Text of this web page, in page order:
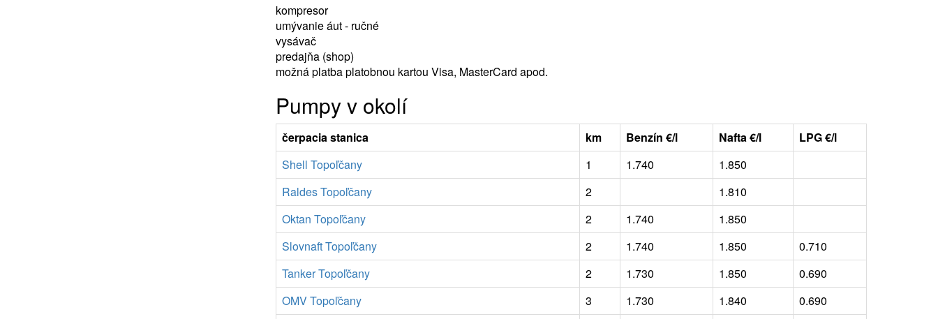
kompresor
umývanie áut - ručné
vysávač
predajňa (shop)
možná platba platobnou kartou Visa, MasterCard apod.
Pumpy v okolí
čerpacia stanica km Benzín €/l Nafta €/l
LPG €/l
Shell Topoľčany
1 1.740
1.850
Raldes Topoľčany
2
1.810
Oktan Topoľčany
2 1.740
1.850
Slovnaft Topoľčany
2 1.740 1.850
0.710
Tanker Topoľčany
2 1.730 1.850
0.690
OMV Topoľčany
3 1.730 1.840
0.690